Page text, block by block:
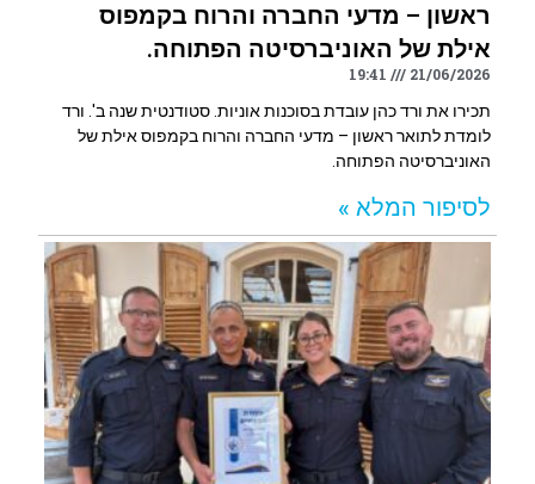
ראשון – מדעי החברה והרוח בקמפוס
אילת של האוניברסיטה הפתוחה.
21/06/2026
תכירו את ורד כהן עובדת בסוכנות אוניות. סטודנטית שנה ב'. ורד
לומדת לתואר ראשון – מדעי החברה והרוח בקמפוס אילת של
האוניברסיטה הפתוחה.
לסיפור המלא »